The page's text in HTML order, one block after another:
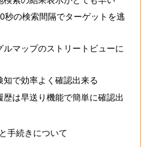
の検索間隔でターゲットを逃
マップのストリートビューに
で効率よく確認出来る
は早送り機能で簡単に確認出
手続きについて